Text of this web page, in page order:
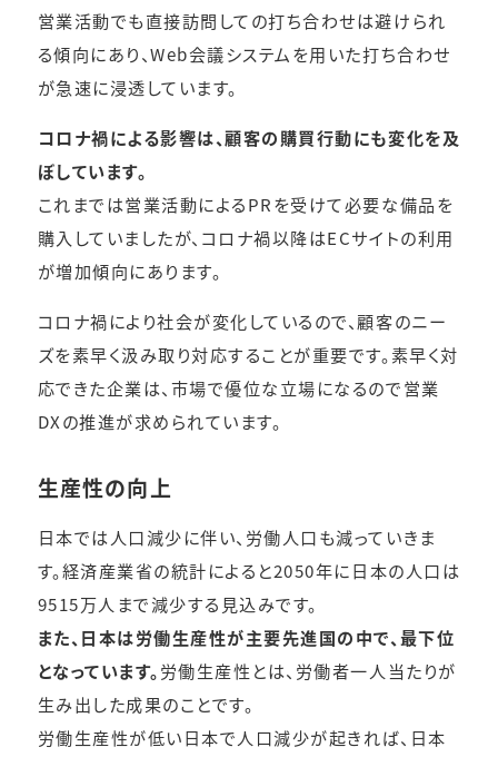
営業活動でも直接訪問しての打ち合わせは避けられ
る傾向にあり、Web会議システムを用いた打ち合わせ
が急速に浸透しています。
コロナ禍による影響は、顧客の購買行動にも変化を及
ぼしています。
これまでは営業活動によるPRを受けて必要な備品を
購入していましたが、コロナ禍以降はECサイトの利用
が増加傾向にあります。
コロナ禍により社会が変化しているので、顧客のニー
ズを素早く汲み取り対応することが重要です。素早く対
応できた企業は、市場で優位な立場になるので営業
DXの推進が求められています。
生産性の向上
日本では人口減少に伴い、労働人口も減っていきま
す。経済産業省の統計によると2050年に日本の人口は
9515万人まで減少する見込みです。
また、日本は労働生産性が主要先進国の中で、最下位
となっています。労働生産性とは、労働者一人当たりが
生み出した成果のことです。
労働生産性が低い日本で人口減少が起きれば、日本